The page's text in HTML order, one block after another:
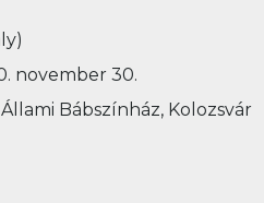
november 30.
Bábszínház, Kolozsvár